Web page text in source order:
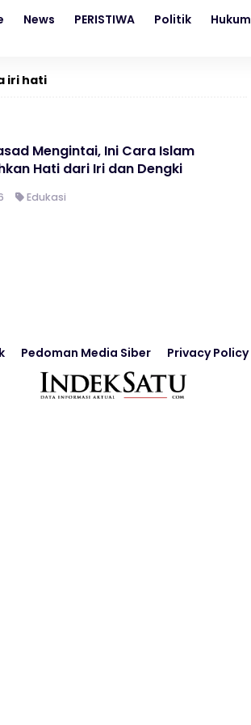
News PERISTIWA Politik Hukum
iri hati
Mengintai, Ini Cara Islam
Hati dari Iri dan Dengki
Edukasi
Pedoman Media Siber Privacy Policy